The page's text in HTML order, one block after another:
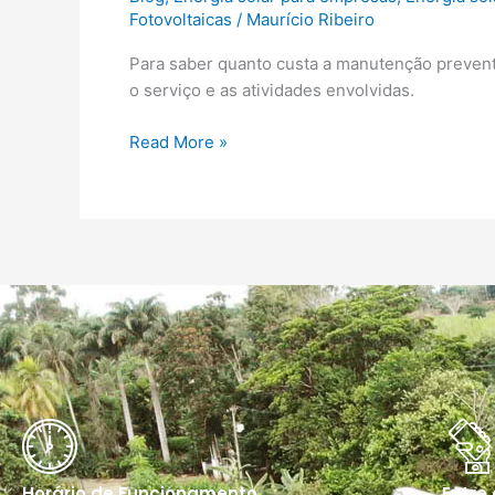
Fotovoltaicas / Maurício Ribeiro
Para saber quanto custa a manutenção
o serviço e as atividades envolvidas.
Read More »